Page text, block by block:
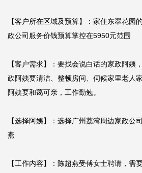
【客户所在区域及预算】：家住东翠花园
政公司服务价钱预算掌控在5950元范围
【客户需求】：要找会说白话的家政阿姨
政阿姨要清洁、整顿房间、伺候家里老人
阿姨要和蔼可亲，工作勤勉。
【选择阿姨】：选择广州荔湾周边家政公
燕
【工作内容】：陈超燕受傅女士聘请，需